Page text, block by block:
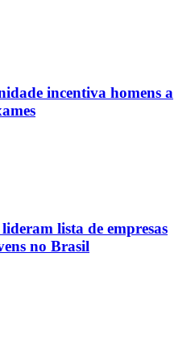
incentiva homens a
lista de empresas
no Brasil